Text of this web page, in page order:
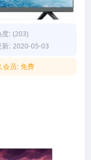
: (203)
新: 2020-05-03
会员: 免费